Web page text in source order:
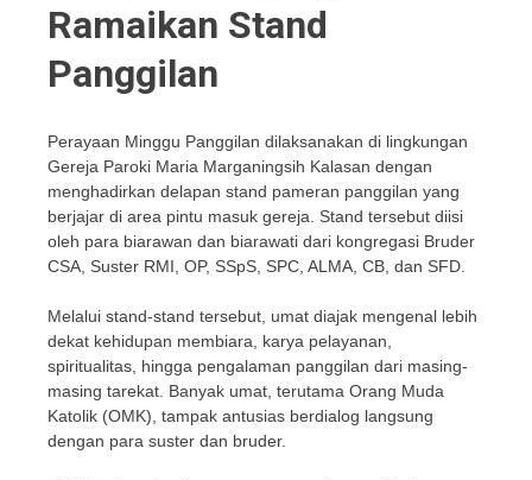
Ramaikan Stand
Panggilan
Perayaan Minggu Panggilan dilaksanakan di lingkungan
Gereja Paroki Maria Marganingsih Kalasan dengan
menghadirkan delapan stand pameran panggilan yang
berjajar di area pintu masuk gereja. Stand tersebut diisi
oleh para biarawan dan biarawati dari kongregasi Bruder
CSA, Suster RMI, OP, SSpS, SPC, ALMA, CB, dan SFD.
Melalui stand-stand tersebut, umat diajak mengenal lebih
dekat kehidupan membiara, karya pelayanan,
spiritualitas, hingga pengalaman panggilan dari masing-
masing tarekat. Banyak umat, terutama Orang Muda
Katolik (OMK), tampak antusias berdialog langsung
dengan para suster dan bruder.